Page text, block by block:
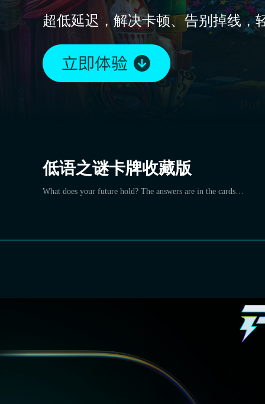
超低延迟，解决卡顿、告别掉线，
低语之谜卡牌收藏版
What does your future hold? The answers are in the cards…